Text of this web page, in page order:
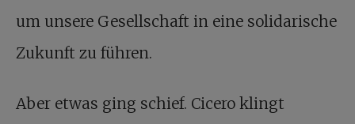
um unsere Gesellschaft in eine solidarische
Zukunft zu führen.
Aber etwas ging schief. Cicero klingt